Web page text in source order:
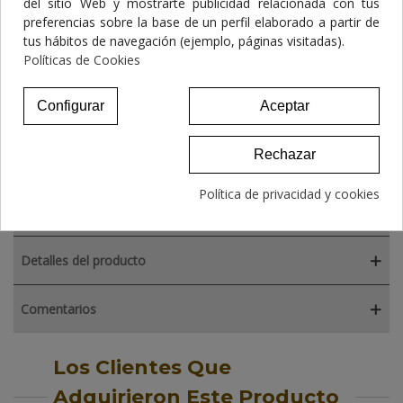
NATUREXTRA PIPETAS PARA PERROS
9,80 €
Detalles del producto
Comentarios
Los Clientes Que
Adquirieron Este Producto
preferencias sobre la base de un perfil elaborado a partir de
tus hábitos de navegación (ejemplo, páginas visitadas).
Políticas de Cookies
Aceptar
Rechazar
Configurar
Política de privacidad y cookies